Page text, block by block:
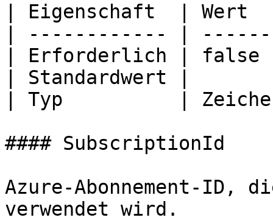
| Eigenschaft  |
| ------------ |
| Erforderlich |
| Standardwert |
| Typ          |
#### SubscriptionId
Azure-Abonnement-ID,
verwendet wird.